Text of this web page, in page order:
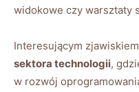
widokowe czy warsztaty
Interesującym
⁢sektora technologii,
w‍ rozwój